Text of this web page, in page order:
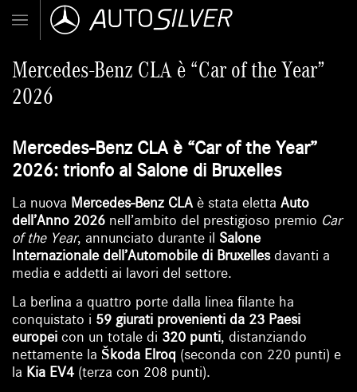
Mercedes-Benz CLA è “Car of the Year”
2026
Mercedes-Benz CLA è “Car of the Year”
2026: trionfo al Salone di Bruxelles
La nuova Mercedes-Benz CLA è stata elettaAuto
dell’Anno 2026 nell’ambito del prestigioso premio Car
of the Year, annunciato durante il Salone
Internazionale dell’Automobile di Bruxellesdavanti a
media e addetti ai lavori del settore.
La berlina a quattro porte dalla linea filante ha
conquistato i 59 giurati provenienti da 23 Paesi
europei con un totale di 320 punti, distanziando
nettamente la Škoda Elroq (seconda con 220 punti) e
la Kia EV4(terza con 208 punti).